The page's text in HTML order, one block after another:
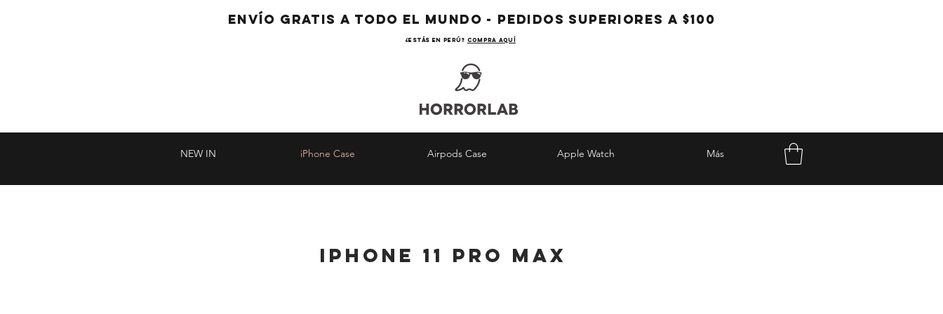
ENVÍO GRATIS A TODO EL MUNDO - PEDIDOS SUPERIORES A $100
¿Estás en Perú? COMPRA AQUÍ
NEW IN iPhone Case Airpods Case Apple Watch Más
iPhone 11 pro max